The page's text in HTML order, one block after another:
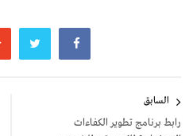
المقالات
السابق
رابط برنامج تطوير الكفاءات